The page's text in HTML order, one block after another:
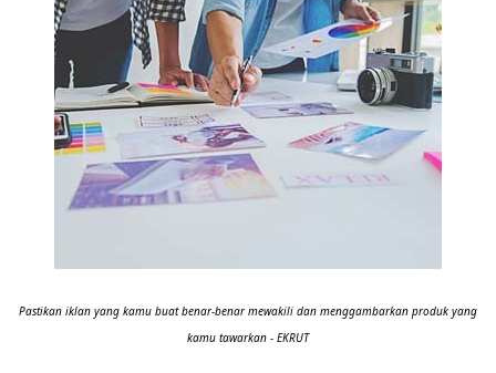
Pastikan iklan yang kamu buat benar-benar mewakili dan menggambarkan produk yang
kamu tawarkan - EKRUT